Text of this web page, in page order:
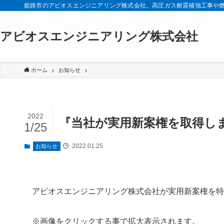
姫路市のアビオスエンジニアリング株式会社。高圧ガス耐震補強工事
アビオスエンジニアリング株式会社
ホーム お知らせ
『当社が実用新案権を取得し
2022
1/25
お知らせ 2022.01.25
アビオスエンジニアリング株式会社が実用新案権を
※画像をクリックする事で拡大表示されます。